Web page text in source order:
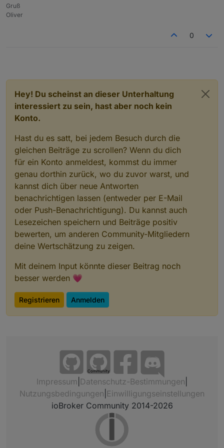
Gruß
Oliver
0
Hey! Du scheinst an dieser Unterhaltung
interessiert zu sein, hast aber noch kein
Konto.
Hast du es satt, bei jedem Besuch durch die
gleichen Beiträge zu scrollen? Wenn du dich
für ein Konto anmeldest, kommst du immer
genau dorthin zurück, wo du zuvor warst, und
kannst dich über neue Antworten
benachrichtigen lassen (entweder per E-Mail
oder Push-Benachrichtigung). Du kannst auch
Lesezeichen speichern und Beiträge positiv
bewerten, um anderen Community-Mitgliedern
deine Wertschätzung zu zeigen.
Mit deinem Input könnte dieser Beitrag noch
besser werden 💗
Registrieren Anmelden
Community
Impressum Datenschutz-Bestimmungen
Nutzungsbedingungen Einwilligungseinstellungen
ioBroker Community 2014-2026